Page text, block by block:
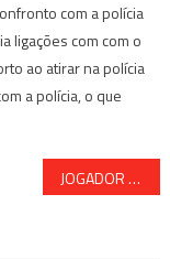
com a polícia
ligações com com o
ao atirar na polícia
a polícia, o que
JOGADOR QUE MATOU CASAL ATROPELADO ESTAVA ALCOOLIZADO